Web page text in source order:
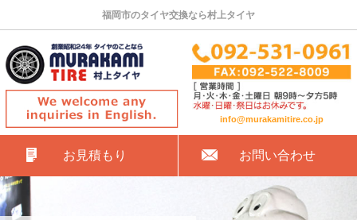
福岡市のタイヤ交換なら村上タイヤ
info@murakamitire.co.jp
お見積もり お問い合わせ